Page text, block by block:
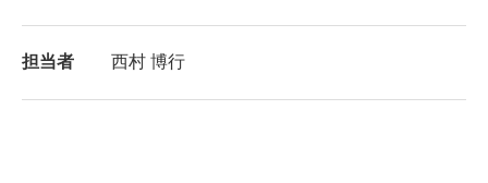
担当者 西村 博行